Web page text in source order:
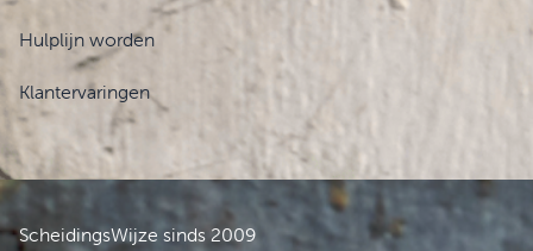
Hulplijn worden
Klantervaringen
ScheidingsWijze sinds 2009